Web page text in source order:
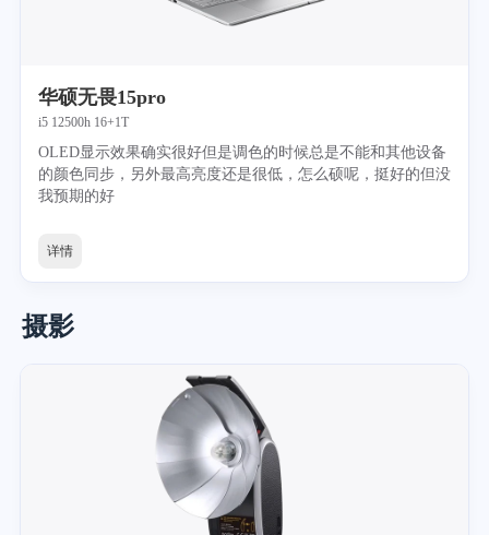
华硕无畏15pro
i5 12500h 16+1T
OLED显示效果确实很好但是调色的时候总是不能和其他设备
的颜色同步，另外最高亮度还是很低，怎么硕呢，挺好的但没
我预期的好
详情
摄影